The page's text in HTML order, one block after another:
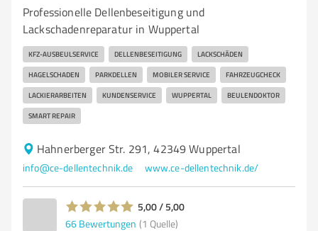
Professionelle Dellenbeseitigung und
Lackschadenreparatur in Wuppertal
KFZ-AUSBEULSERVICE DELLENBESEITIGUNG LACKSCHÄDEN
HAGELSCHADEN PARKDELLEN MOBILER SERVICE FAHRZEUGCHECK
LACKIERARBEITEN KUNDENSERVICE WUPPERTAL BEULENDOKTOR
SMART REPAIR
Hahnerberger Str. 291, 42349 Wuppertal
info@ce-dellentechnik.de www.ce-dellentechnik.de/
5,00 / 5,00
66 Bewertungen (1 Quelle)